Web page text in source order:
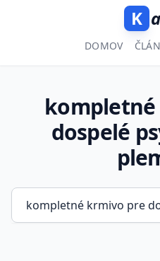
K
DOMOV
dospelé